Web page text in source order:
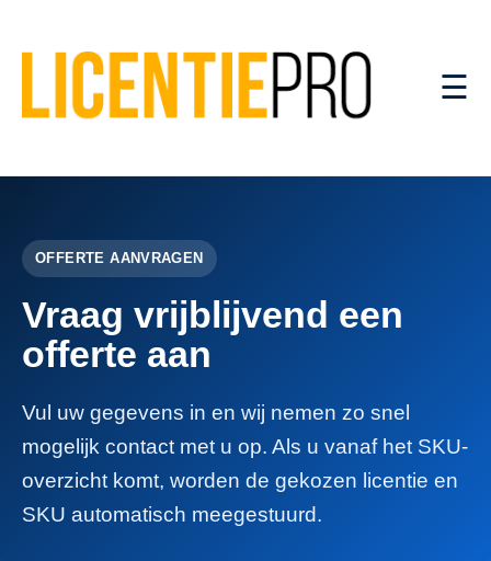
☰
OFFERTE AANVRAGEN
Vraag vrijblijvend een
offerte aan
Vul uw gegevens in en wij nemen zo snel
mogelijk contact met u op. Als u vanaf het SKU-
overzicht komt, worden de gekozen licentie en
SKU automatisch meegestuurd.